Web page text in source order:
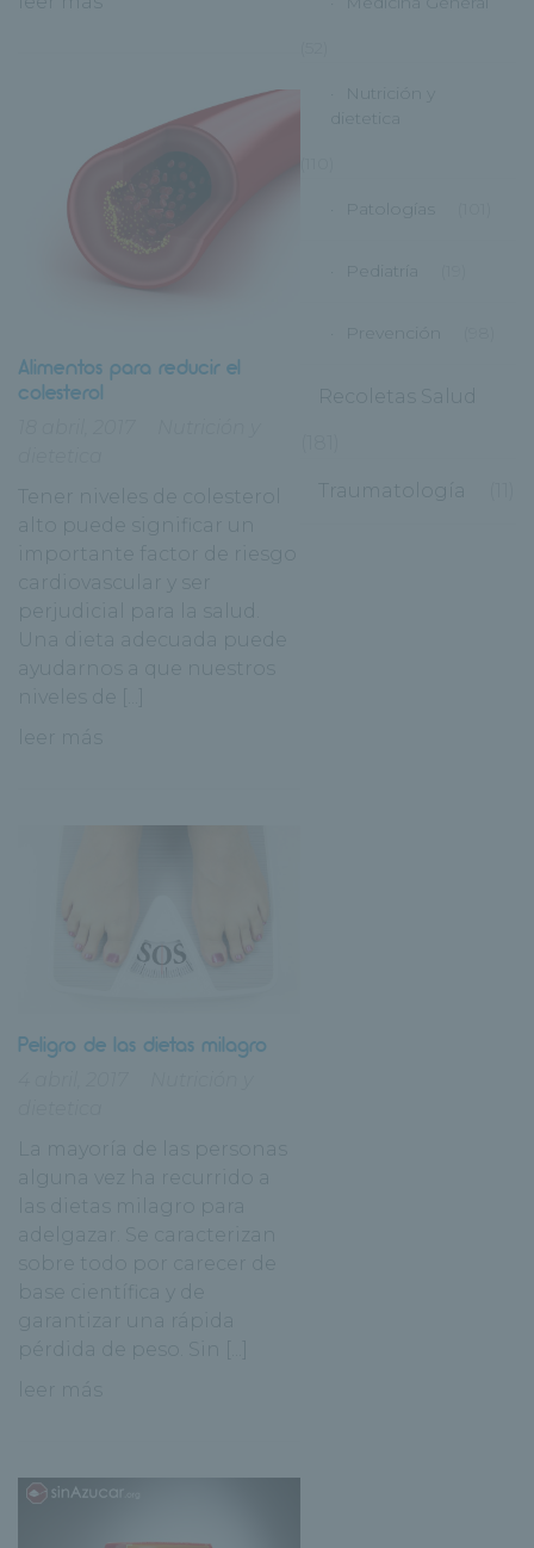
Alimentos para reducir el
colesterol
Tener niveles de colesterol
alto puede significar un
importante factor de riesgo
cardiovascular y ser
perjudicial para la salud.
Una dieta adecuada puede
ayudarnos a que nuestros
niveles de [...]
leer más
Peligro de las dietas milagro
La mayoría de las personas
alguna vez ha recurrido a
las dietas milagro para
adelgazar. Se caracterizan
sobre todo por carecer de
base científica y de
garantizar una rápida
pérdida de peso. Sin [...]
leer más
Nutrición y
dietetica
Patologías
Pediatría
Recoletas Salud
Traumatología